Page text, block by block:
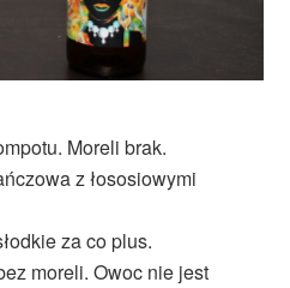
Moreli brak.
z łososiowymi
za co plus.
moreli. Owoc nie jest